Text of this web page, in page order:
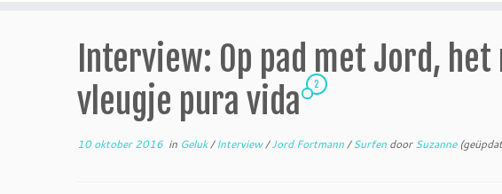
Interview: Op pad met Jord,
vleugje pura vida 2
10 oktober 2016 in Geluk/Interview/Jord Fortmann/Surfen doorSuzanne